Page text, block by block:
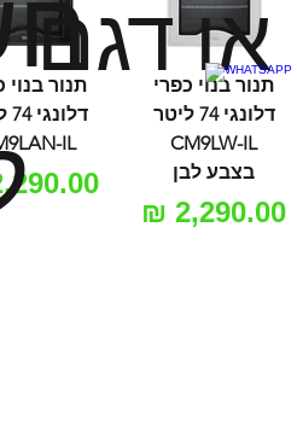
או דגם
תנור בנוי כפרי
דלונגי 74 ליטר
CM9LW-IL
בצבע לבן
מחיר
תנור בנוי
IL
מחיר